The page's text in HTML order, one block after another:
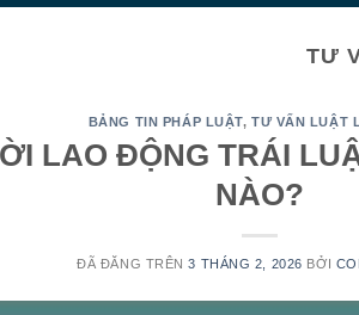
TƯ
BẢNG TIN PHÁP LUẬT, TƯ VẤN LUẬT
LAO ĐỘNG TRÁI
NÀO?
ĐÃ ĐĂNG TRÊN3 THÁNG 2, 2026 BỞI